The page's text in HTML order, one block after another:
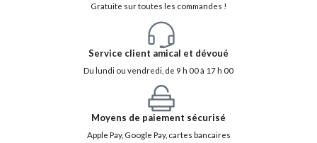
Gratuite sur toutes les commandes !
Service client amical et dévoué
Du lundi ou vendredi, de 9 h 00 à 17 h 00
Moyens de paiement sécurisé
Apple Pay, Google Pay, cartes bancaires